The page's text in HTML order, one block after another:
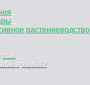
растениеводство
аромат?